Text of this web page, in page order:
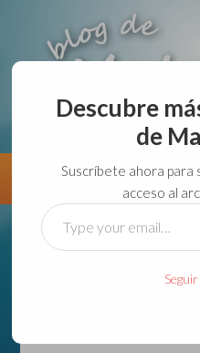
aunque lo haga
Información
Descubre
de
Suscríbete ahora
acceso al
Type
your